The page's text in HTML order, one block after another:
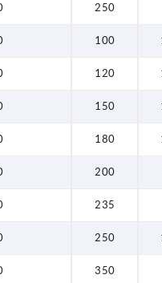
250
100
120
150
180
200
235
250
350